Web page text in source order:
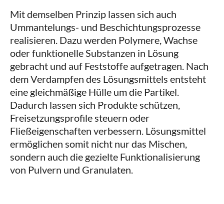
Mit demselben Prinzip lassen sich auch
Ummantelungs- und Beschichtungsprozesse
realisieren. Dazu werden Polymere, Wachse
oder funktionelle Substanzen in Lösung
gebracht und auf Feststoffe aufgetragen. Nach
dem Verdampfen des Lösungsmittels entsteht
eine gleichmäßige Hülle um die Partikel.
Dadurch lassen sich Produkte schützen,
Freisetzungsprofile steuern oder
Fließeigenschaften verbessern. Lösungsmittel
ermöglichen somit nicht nur das Mischen,
sondern auch die gezielte Funktionalisierung
von Pulvern und Granulaten.